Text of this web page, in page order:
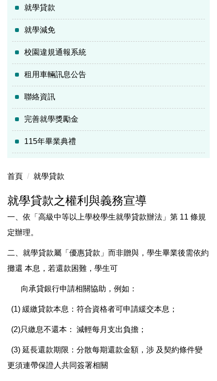
就學貸款
就學減免
校園違規通報系統
租用車輛訊息公告
聯絡資訊
完善就學獎勵金
115年畢業典禮
首頁 就學貸款
就學貸款之權利與義務宣導
一、依「高級中等以上學校學生就學貸款辦法」第 11 條規
定辦理。
二、就學貸款屬「優惠貸款」而非贈與，學生畢業後需依約
攤還 本息，若還款困難，學生可
向承貸銀行申請相關協助，例如：
(1) 緩繳貸款本息：符合資格者可申請緩交本息；
(2)只繳息不還本： 減輕每月支出負擔；
(3) 延長還款期限：分散每期還款金額，涉 及契約條件變
更須連帶保證人共同簽署相關